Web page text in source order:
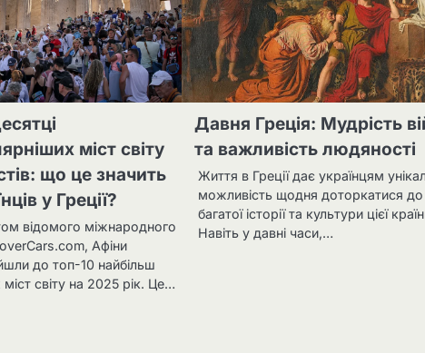
міст світу
що це значить
у Греції?
відомого міжнародного
Афіни
до топ-10 найбільш
світу на 2025 рік. Це…
Давня Греція: Мудрість
та важливість людяності
Життя в Греції дає українцям
можливість щодня доторкатися до
багатої історії та культури цієї
Навіть у давні часи,…